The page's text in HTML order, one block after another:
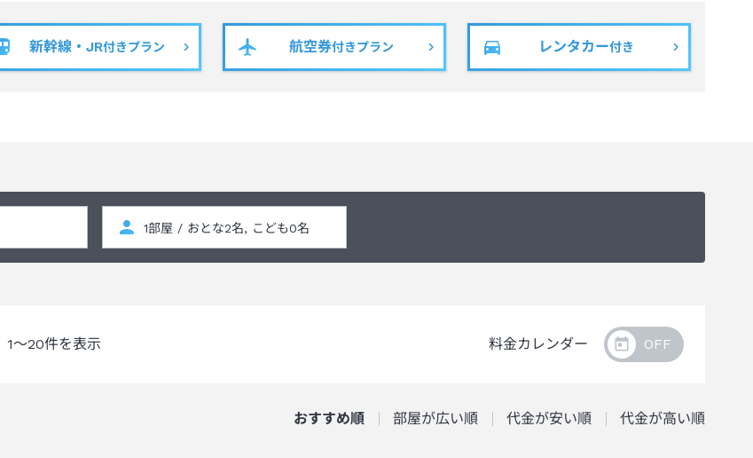
新幹線・JR付きプラン 航空券付きプラン レンタカー付き
1～20件を表示 料金カレンダー
おすすめ順 部屋が広い順 代金が安い順 代金が高い順